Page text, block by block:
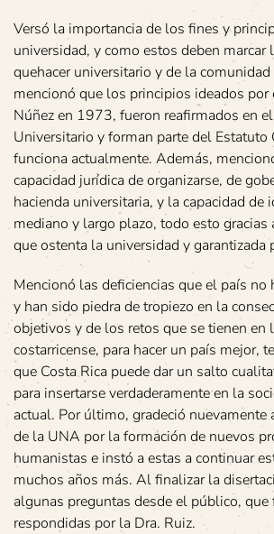
Versó la importancia de los fines y
universidad, y como estos deben marcar
quehacer universitario y de la
mencionó que los principios ideados por
Núñez en 1973, fueron reafirmados en
Universitario y forman parte del Estatuto
funciona actualmente. Además,
capacidad jurídica de organizarse, de
hacienda universitaria, y la capacidad de
mediano y largo plazo, todo esto gracias
que ostenta la universidad y garantizada
Mencionó las deficiencias que el país no
y han sido piedra de tropiezo en la
objetivos y de los retos que se tienen en
costarricense, para hacer un país mejor,
que Costa Rica puede dar un salto
para insertarse verdaderamente en la
actual. Por último, gradeció nuevamente
de la UNA por la formación de nuevos
humanistas e instó a estas a continuar
muchos años más. Al finalizar la
algunas preguntas desde el público, que
respondidas por la Dra. Ruiz.